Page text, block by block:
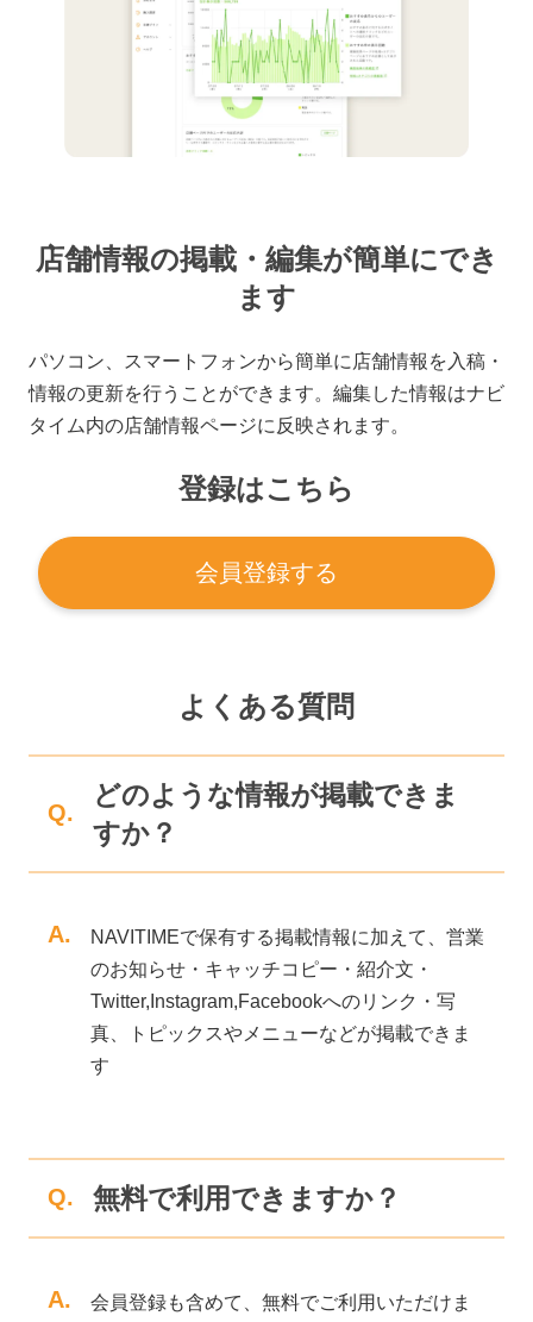
店舗情報の掲載・編集が簡単にでき
ます
パソコン、スマートフォンから簡単に店舗情報を入稿・
情報の更新を行うことができます。編集した情報はナビ
タイム内の店舗情報ページに反映されます。
登録はこちら
会員登録する
よくある質問
Q.
どのような情報が掲載できま
すか？
A.
NAVITIMEで保有する掲載情報に加えて、営業
のお知らせ・キャッチコピー・紹介文・
Twitter,Instagram,Facebookへのリンク・写
真、トピックスやメニューなどが掲載できま
す
Q. 無料で利用できますか？
A.
会員登録も含めて、無料でご利用いただけま